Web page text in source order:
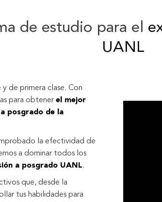
de estudio para el
UANL
de primera clase. Con
para obtener el mejor
posgrado de la
la efectividad de
a dominar todos los
a posgrado UANL.
que, desde la
tus habilidades para